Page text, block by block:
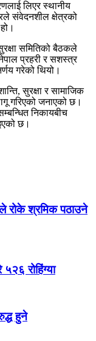
लिएर स्थानीय
संवेदनशील क्षेत्रको
समितिको बैठकले
नेपाल प्रहरी र सशस्त्र
गरेको थियो।
सुरक्षा र सामाजिक
गरिएको जनाएको छ।
निकायबीच
छ।
रोके श्रमिक पठाउने
रोहिंग्या
हुने